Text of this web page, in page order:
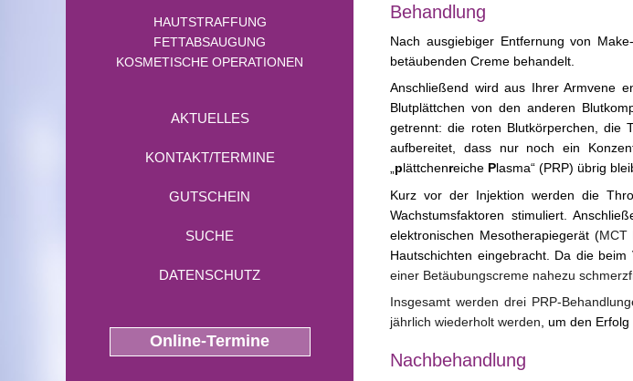
HAUTSTRAFFUNG
FETTABSAUGUNG
KOSMETISCHE OPERATIONEN
AKTUELLES
KONTAKT/TERMINE
GUTSCHEIN
SUCHE
DATENSCHUTZ
Online-Termine
Behandlung
Nach ausgiebiger Entfernung von
betäubenden Creme behandelt.
Anschließend wird aus Ihrer Armvene
Blutplättchen von den anderen
getrennt: die roten Blutkörperchen, die
aufbereitet, dass nur noch ein
plättchenreiche Plasma“ (PRP) übrig
Kurz vor der Injektion werden die
Wachstumsfaktoren stimuliert.
elektronischen Mesotherapiegerät (MCT
Hautschichten eingebracht. Da die
einer Betäubungscreme nahezu
Insgesamt werden drei PRP-
jährlich wiederholt werden , um den
Nachbehandlung